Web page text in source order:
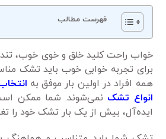
فهرست مطالب
خواب راحت کلید خلق و خوی خوب،
برای تجربه خوابی خوب باید تشک
همه افراد در اولین بار موفق به
انواع تشک نمی‌شوند. شما ممکن
ایده‌آل، بیش از یک بار تشک خود را